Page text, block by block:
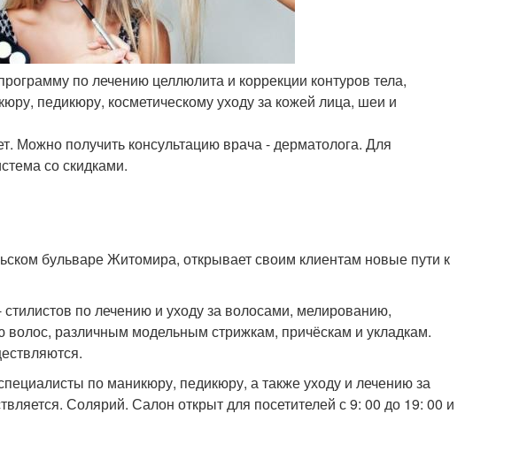
по лечению целлюлита и коррекции контуров тела,
педикюру, косметическому уходу за кожей лица, шеи и
Можно получить консультацию врача - дерматолога. Для
со скидками.
бульваре Житомира, открывает своим клиентам новые пути к
по лечению и уходу за волосами, мелированию,
различным модельным стрижкам, причёскам и укладкам.
по маникюру, педикюру, а также уходу и лечению за
Солярий. Салон открыт для посетителей с 9: 00 до 19: 00 и